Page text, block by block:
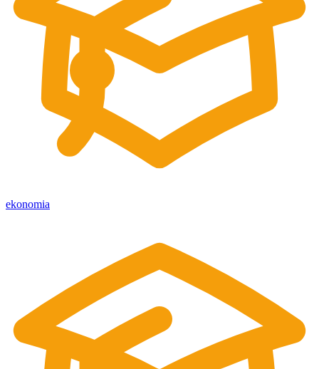
ekonomia